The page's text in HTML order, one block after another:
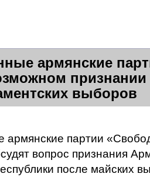
армянские
выборов
армянские партии
вопрос признания
после майских